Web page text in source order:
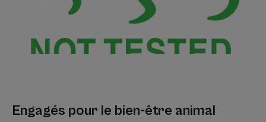
Engagés pour le bien-être animal